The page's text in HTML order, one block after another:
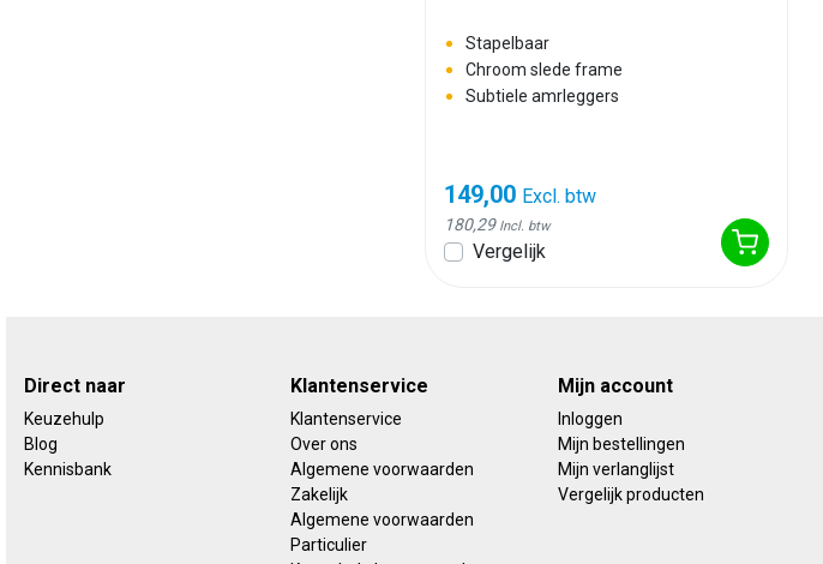
Stapelbaar
Chroom slede frame
Subtiele amrleggers
149,00 Excl. btw
180,29 Incl. btw
Vergelijk
Direct naar
Keuzehulp
Blog
Kennisbank
Klantenservice
Klantenservice
Over ons
Algemene voorwaarden
Zakelijk
Algemene voorwaarden
Particulier
Mijn account
Inloggen
Mijn bestellingen
Mijn verlanglijst
Vergelijk producten